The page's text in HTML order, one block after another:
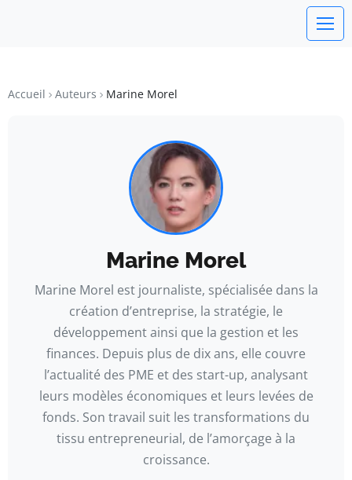
BUSINESS INSIGHTS FOR FRANCE
Accueil Auteurs Marine Morel
Marine Morel
Marine Morel est journaliste, spécialisée dans la
création d’entreprise, la stratégie, le
développement ainsi que la gestion et les
finances. Depuis plus de dix ans, elle couvre
l’actualité des PME et des start-up, analysant
leurs modèles économiques et leurs levées de
fonds. Son travail suit les transformations du
tissu entrepreneurial, de l’amorçage à la
croissance.